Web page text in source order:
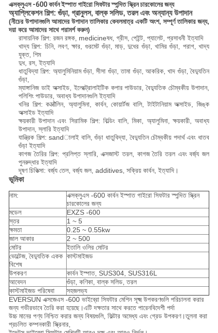
এক্সক্লুএস -600 কার্বন ইস্পাত গাইরো সিফটার স্পন্দিত স্ক্রিন চারকোলের জন্য
অ্যাপ্লিকেশন শিল্প: গুঁড়া, গ্রানুলস, বাল্ক সলিড, তরল এবং অন্যান্য উপাদান
(নীচের উপাদানগুলি আমাদের উপাদান তালিকার কেবলমাত্র একটি অংশ, সম্পূর্ণ তালিকার জন্য,
দয়া করে আমাদের সাথে পরামর্শ করুন)
রাসায়নিক শিল্প: রজন রঙ্গক, medicineষধ, গ্রীস, পেইন্ট, প্যালেট, প্রসাধনী ইত্যাদি
খাদ্য শিল্প: চিনি, লবণ, ক্ষার, গুরমেট গুঁড়া, মাড়, দুধের গুঁড়া, খামির গুঁড়া, পরাগ, খাদ্য
যুক্ত, শিম
দুধ, রস, ইত্যাদি
ধাতুবিদ্যা শিল্প: অ্যালুমিনিয়াম গুঁড়া, সীসা গুঁড়া, তামা গুঁড়া, আকরিক, খাদ গুঁড়া, বৈদ্যুতিন
গুঁড়া,
ম্যাঙ্গানিজ ডাই অক্সাইড, ইলেক্ট্রোলাইটিক কপার পাউডার, বৈদ্যুতিক চৌম্বকীয় উপাদান,
পলিশিং পাউডার, অবাধ্য উপাদানগুলি ইত্যাদি
খনির শিল্প: কओলিন, অ্যালুমিনা, কার্বন, কোয়ার্টজ বালি, টাইটানিয়াম অক্সাইড, জিঙ্ক
অক্সাইড ইত্যাদি
ক্ষয়কারী উপাদান এবং সিরামিক শিল্প: বিল্ডিং বালি, মিকা, অ্যালুমিনা, ক্ষয়কারী, অবাধ্য
উপাদান, স্লারি ইত্যাদি
যান্ত্রিক শিল্প: sandালাই বালি, গুঁড়া ধাতুবিদ্যা, বৈদ্যুতিন চৌম্বকীয় পদার্থ এবং ধাতব
গুঁড়া ইত্যাদি
কাগজ তৈরির শিল্প: প্রলিপ্ত স্লারি, এক্সজাস্ট তরল, কাগজ তৈরি তরল এবং বর্জ্য জল
পুনরুদ্ধার ইত্যাদি
দূষণ চিকিত্সা: বর্জ্য তেল, বর্জ্য জল, additives, সক্রিয় কার্বন, ইত্যাদি।
ভূমিকা
নাম:
এক্সক্লুএস -600 কার্বন ইস্পাত গাইরো সিফটার স্পন্দিত স্ক্রিন
চারকোলের জন্য
মডেল
EXZS -600
স্তর
1 ~ 5
ক্ষমতা
0.25 ~ 0.55kw
জাল আকার
2 ~ 500
মোটর
ইতালি ওলির মোটর
ভোল্টেজ, বৈদ্যুতিক একক
বিশেষ
কাস্টমাইজড
উপকরণ
কার্বন ইস্পাত, SUS304, SUS316L
আবেদন
গুঁড়া, কণিকা, বাল্ক সলিড, তরল
কাস্টমাইজড পরিষেবা
সহজলভ্য
EVERSUN এক্সজেএস -600 ভাইব্রো সিফটার মেশিন সূক্ষ্ম উপকরণগুলি পরিচালনা করার
জন্য গভীরভাবে তৈরি করা হয়েছে।এটি দক্ষতার সাথে করতে পারেনবিদেশী পর্দা
উচ্চ মানের পণ্য নিশ্চিত করার জন্য বিষয়গুলি, ফিল্টার অমেধ্য এবং গ্রেড উপকরণ।তুলনা করা
প্রচলিত কম্পনকারী স্ক্রিনার,